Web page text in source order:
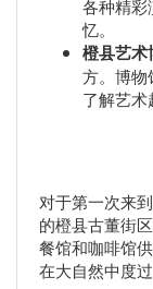
各种精彩
忆。
橙县艺术
方。博物
了解艺术
对于第一次来
的橙县古董街
餐馆和咖啡馆
在大自然中度